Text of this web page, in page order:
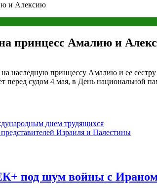
и Алексию
принцесс Амалию и
наследную принцессу Амалию и ее
перед судом 4 мая, в День национальной
днем трудящихся
Израиля и Палестины
под шум войны с